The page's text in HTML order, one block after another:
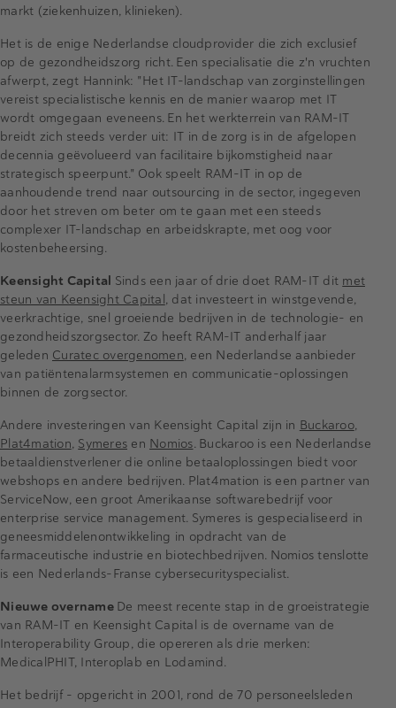
markt (ziekenhuizen, klinieken).
Het is de enige Nederlandse cloudprovider die zich exclusief
op de gezondheidszorg richt. Een specialisatie die z'n vruchten
afwerpt, zegt Hannink: "Het IT-landschap van zorginstellingen
vereist specialistische kennis en de manier waarop met IT
wordt omgegaan eveneens. En het werkterrein van RAM-IT
breidt zich steeds verder uit: IT in de zorg is in de afgelopen
decennia geëvolueerd van facilitaire bijkomstigheid naar
strategisch speerpunt." Ook speelt RAM-IT in op de
aanhoudende trend naar outsourcing in de sector, ingegeven
door het streven om beter om te gaan met een steeds
complexer IT-landschap en arbeidskrapte, met oog voor
kostenbeheersing.
Keensight Capital Sinds een jaar of drie doet RAM-IT dit met
steun van Keensight Capital , dat investeert in winstgevende,
veerkrachtige, snel groeiende bedrijven in de technologie- en
gezondheidszorgsector. Zo heeft RAM-IT anderhalf jaar
geleden Curatec overgenomen, een Nederlandse aanbieder
van patiëntenalarmsystemen en communicatie-oplossingen
binnen de zorgsector.
Andere investeringen van Keensight Capital zijn in Buckaroo,
Plat4mation, Symeres en Nomios. Buckaroo is een Nederlandse
betaaldienstverlener die online betaaloplossingen biedt voor
webshops en andere bedrijven. Plat4mation is een partner van
ServiceNow, een groot Amerikaanse softwarebedrijf voor
enterprise service management. Symeres is gespecialiseerd in
geneesmiddelenontwikkeling in opdracht van de
farmaceutische industrie en biotechbedrijven. Nomios tenslotte
is een Nederlands-Franse cybersecurityspecialist.
Nieuwe overname De meest recente stap in de groeistrategie
van RAM-IT en Keensight Capital is de overname van de
Interoperability Group, die opereren als drie merken:
MedicalPHIT, Interoplab en Lodamind.
Het bedrijf - opgericht in 2001, rond de 70 personeelsleden